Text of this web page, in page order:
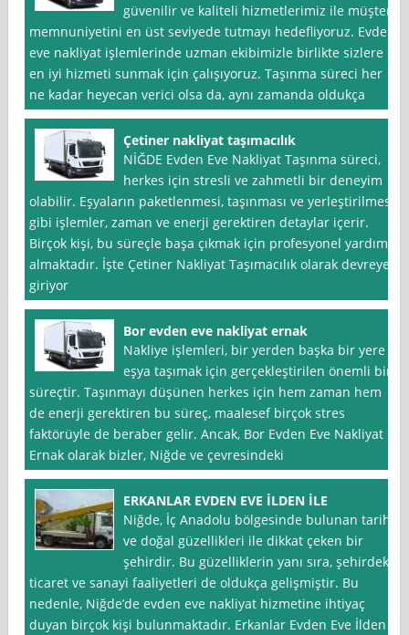
güvenilir ve kaliteli hizmetlerimiz ile müşteri
memnuniyetini en üst seviyede tutmayı hedefliyoruz. Evden
eve nakliyat işlemlerinde uzman ekibimizle birlikte sizlere
en iyi hizmeti sunmak için çalışıyoruz. Taşınma süreci her
ne kadar heyecan verici olsa da, aynı zamanda oldukça
Çetiner nakliyat taşımacılık
NİĞDE Evden Eve Nakliyat Taşınma süreci,
herkes için stresli ve zahmetli bir deneyim
olabilir. Eşyaların paketlenmesi, taşınması ve yerleştirilmesi
gibi işlemler, zaman ve enerji gerektiren detaylar içerir.
Birçok kişi, bu süreçle başa çıkmak için profesyonel yardım
almaktadır. İşte Çetiner Nakliyat Taşımacılık olarak devreye
giriyor
Bor evden eve nakliyat ernak
Nakliye işlemleri, bir yerden başka bir yere
eşya taşımak için gerçekleştirilen önemli bir
süreçtir. Taşınmayı düşünen herkes için hem zaman hem
de enerji gerektiren bu süreç, maalesef birçok stres
faktörüyle de beraber gelir. Ancak, Bor Evden Eve Nakliyat
Ernak olarak bizler, Niğde ve çevresindeki
ERKANLAR EVDEN EVE İLDEN İLE
Niğde, İç Anadolu bölgesinde bulunan tarihi
ve doğal güzellikleri ile dikkat çeken bir
şehirdir. Bu güzelliklerin yanı sıra, şehirdeki
ticaret ve sanayi faaliyetleri de oldukça gelişmiştir. Bu
nedenle, Niğde’de evden eve nakliyat hizmetine ihtiyaç
duyan birçok kişi bulunmaktadır. Erkanlar Evden Eve İlden